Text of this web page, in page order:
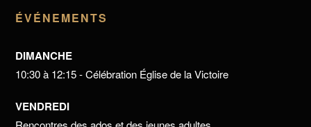
ÉVÉNEMENTS
DIMANCHE
10:30 à 12:15 - Célébration Église de la Victoire
VENDREDI